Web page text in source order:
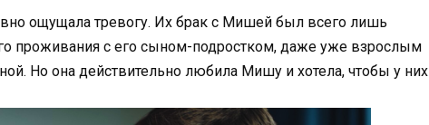
ощущала тревогу. Их брак с Мишей был всего лишь
проживания с его сыном-подростком, даже уже взрослым
Но она действительно любила Мишу и хотела, чтобы у них